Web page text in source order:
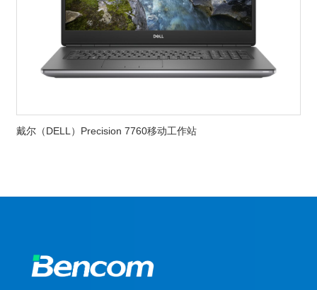
戴尔（DELL）Precision 7760移动工作站